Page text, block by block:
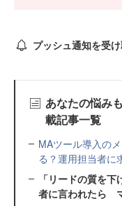
プッシュ通知を受
あなたの悩み
載記事一覧
MAツール導入の
る？運用担当者に
「リードの質を
者に言われたら